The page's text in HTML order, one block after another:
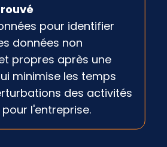
pour identifier
données non
propres après une
minimise les temps
des activités
l'entreprise.